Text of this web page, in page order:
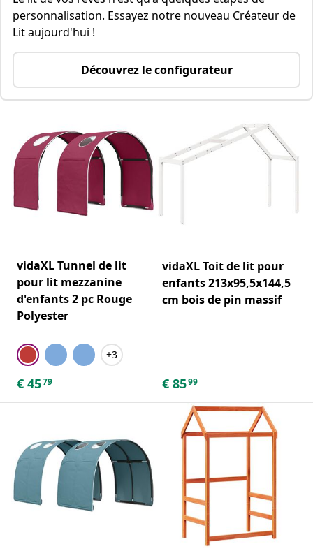
personnalisation. Essayez notre nouveau Créateur de
Lit aujourd'hui !
Découvrez le configurateur
vidaXL Tunnel de lit
pour lit mezzanine
d'enfants 2 pc Rouge
Polyester
+3
€ 4579
vidaXL Toit de lit pour
enfants 213x95,5x144,5
cm bois de pin massif
€ 8599